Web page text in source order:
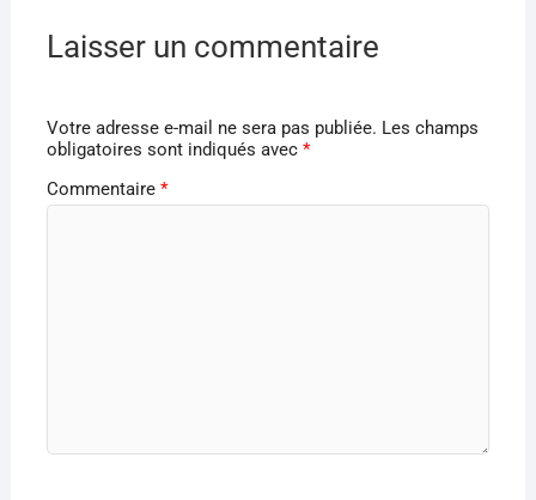
Laisser un commentaire
Votre adresse e-mail ne sera pas publiée. Les champs
obligatoires sont indiqués avec *
Commentaire *